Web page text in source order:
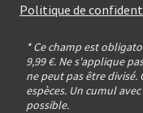
Politique de
* Ce champ est
9,99 €. Ne s'applique
ne peut pas être divisé.
espèces. Un cumul
possible.